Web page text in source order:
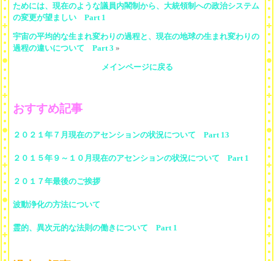
ためには、現在のような議員内閣制から、大統領制への政治システム
の変更が望ましい Part 1
宇宙の平均的な生まれ変わりの過程と、現在の地球の生まれ変わりの
過程の違いについて Part 3 »
メインページに戻る
おすすめ記事
２０２１年７月現在のアセンションの状況について Part 13
２０１５年９～１０月現在のアセンションの状況について Part 1
２０１７年最後のご挨拶
波動浄化の方法について
霊的、異次元的な法則の働きについて Part 1